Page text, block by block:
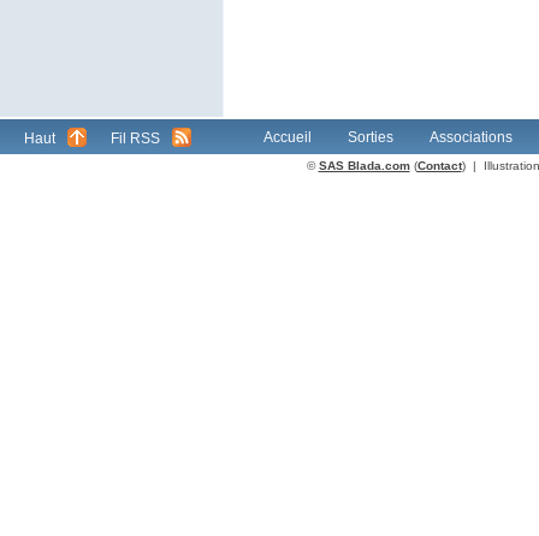
Haut Fil RSS Accueil Sorties Associations
©SAS Blada.com(Contact) |